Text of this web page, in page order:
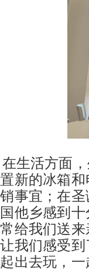
在生活方面
新的冰箱
事宜；在
他乡感到
常给我们送
我们感受
出去玩，